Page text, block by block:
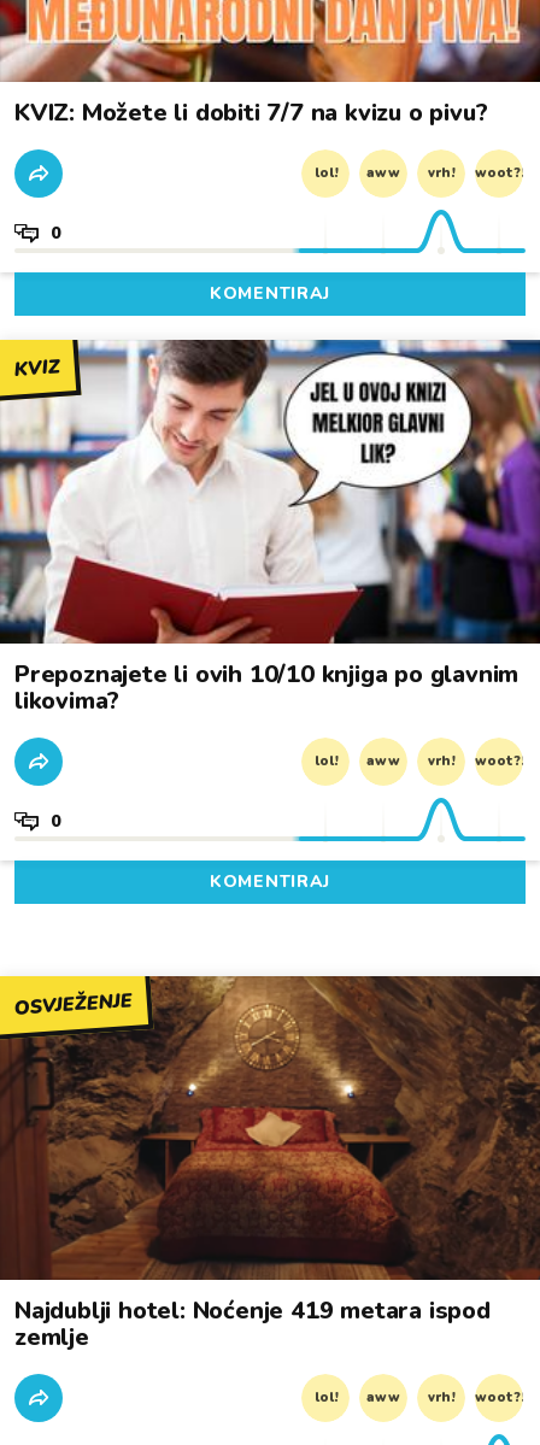
KVIZ: Možete li dobiti 7/7 na kvizu o pivu?
lol! aww vrh! woot?!
0
KOMENTIRAJ
KVIZ
Prepoznajete li ovih 10/10 knjiga po glavnim
likovima?
lol! aww vrh! woot?!
0
KOMENTIRAJ
OSVJEŽENJE
Najdublji hotel: Noćenje 419 metara ispod
zemlje
lol! aww vrh! woot?!